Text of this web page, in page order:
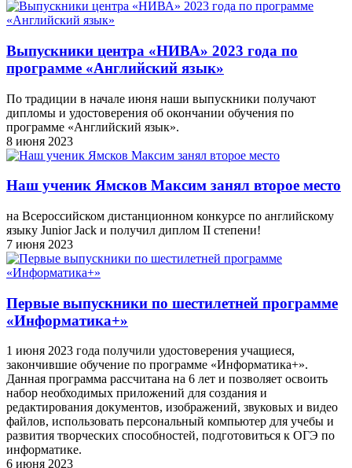
Выпускники центра «НИВА» 2023 года по
программе «Английский язык»
По традиции в начале июня наши выпускники получают
дипломы и удостоверения об окончании обучения по
программе «Английский язык».
8 июня 2023
Наш ученик Ямсков Максим занял второе место
на Всероссийском дистанционном конкурсе по английскому
языку Junior Jack и получил диплом II степени!
7 июня 2023
Первые выпускники по шестилетней программе
«Информатика+»
1 июня 2023 года получили удостоверения учащиеся,
закончившие обучение по программе «Информатика+».
Данная программа рассчитана на 6 лет и позволяет освоить
набор необходимых приложений для создания и
редактирования документов, изображений, звуковых и видео
файлов, использовать персональный компьютер для учебы и
развития творческих способностей, подготовиться к ОГЭ по
информатике.
6 июня 2023